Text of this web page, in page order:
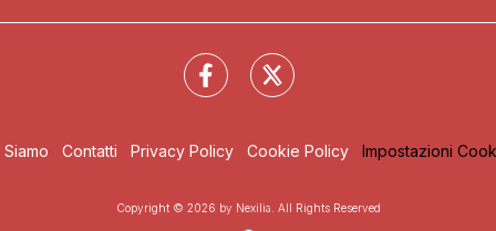
Siamo Contatti Privacy Policy Cookie Policy Impostazioni
Copyright © 2026 by Nexilia. All Rights Reserved